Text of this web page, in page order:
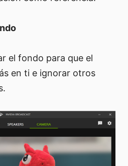
el fondo para que el
en ti e ignorar otros